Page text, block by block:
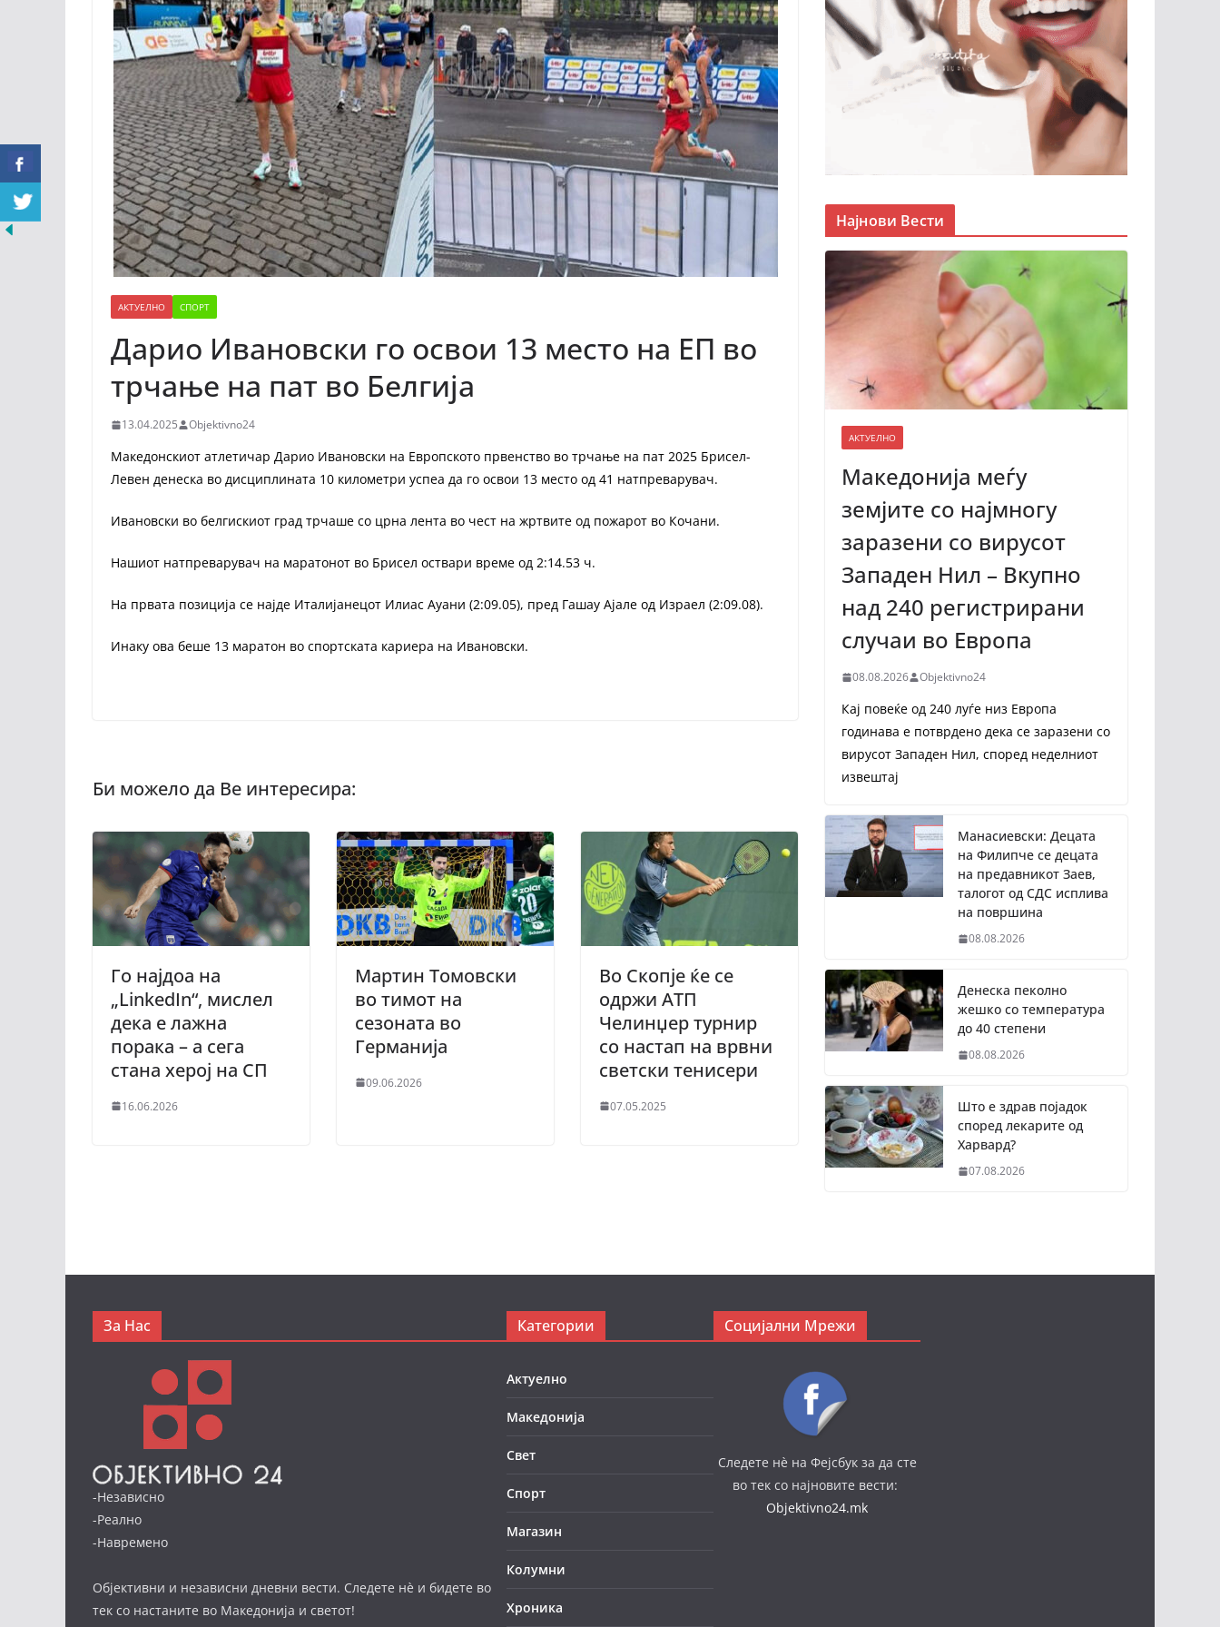
АКТУЕЛНО СПОРТ
Дарио Ивановски го освои 13 место на ЕП во
трчање на пат во Белгија
13.04.2025 Objektivno24
Македонскиот атлетичар Дарио Ивановски на Европското првенство во трчање на пат 2025 Брисел-
Левен денеска во дисциплината 10 километри успеа да го освои 13 место од 41 натпреварувач.
Ивановски во белгискиот град трчаше со црна лента во чест на жртвите од пожарот во Кочани.
Нашиот натпреварувач на маратонот во Брисел оствари време од 2:14.53 ч.
На првата позиција се најде Италијанецот Илиас Ауани (2:09.05), пред Гашау Ајале од Израел (2:09.08).
Инаку ова беше 13 маратон во спортската кариера на Ивановски.
Го најдоа на
„LinkedIn“, мислел
дека е лажна
порака – а сега
стана херој на СП
16.06.2026
Мартин Томовски
во тимот на
сезоната во
Германија
09.06.2026
Во Скопје ќе се
одржи АТП
Челинџер турнир
со настап на врвни
светски тенисери
07.05.2025
Најнови Вести
АКТУЕЛНО
Македонија меѓу
земјите со најмногу
заразени со вирусот
Западен Нил – Вкупно
над 240 регистрирани
случаи во Европа
08.08.2026 Objektivno24
Кај повеќе од 240 луѓе низ Европа
годинава е потврдено дека се заразени со
вирусот Западен Нил, според неделниот
извештај
Манасиевски: Децата
на Филипче се децата
на предавникот Заев,
талогот од СДС исплива
на површина
08.08.2026
Денеска пеколно
жешко со температура
до 40 степени
08.08.2026
Што е здрав појадок
според лекарите од
Харвард?
07.08.2026
За Нас
-Независно
-Реално
-Навремено
Објективни и независни дневни вести. Следете нè и бидете во
тек со настаните во Македонија и светот!
Категории
Актуелно
Македонија
Свет
Спорт
Магазин
Колумни
Хроника
Социјални Мрежи
Следете нè на Фејсбук за да сте
во тек со најновите вести:
Objektivno24.mk